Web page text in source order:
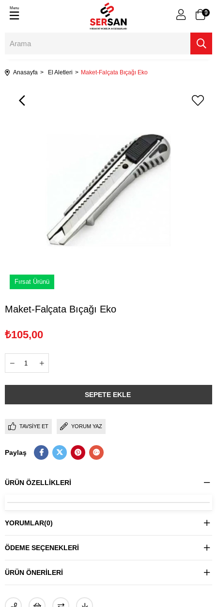
0
Menu
Anasayfa El Aletleri Maket-Falçata Bıçağı Eko
Fırsat Ürünü
Maket-Falçata Bıçağı Eko
₺105,00
TAVSIYE ET YORUM YAZ
Paylaş
ÜRÜN ÖZELLIKLERI
YORUMLAR(0)
ÖDEME SEÇENEKLERI
ÜRÜN ÖNERILERI